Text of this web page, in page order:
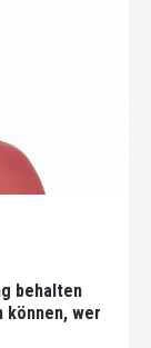
behalten
können, wer